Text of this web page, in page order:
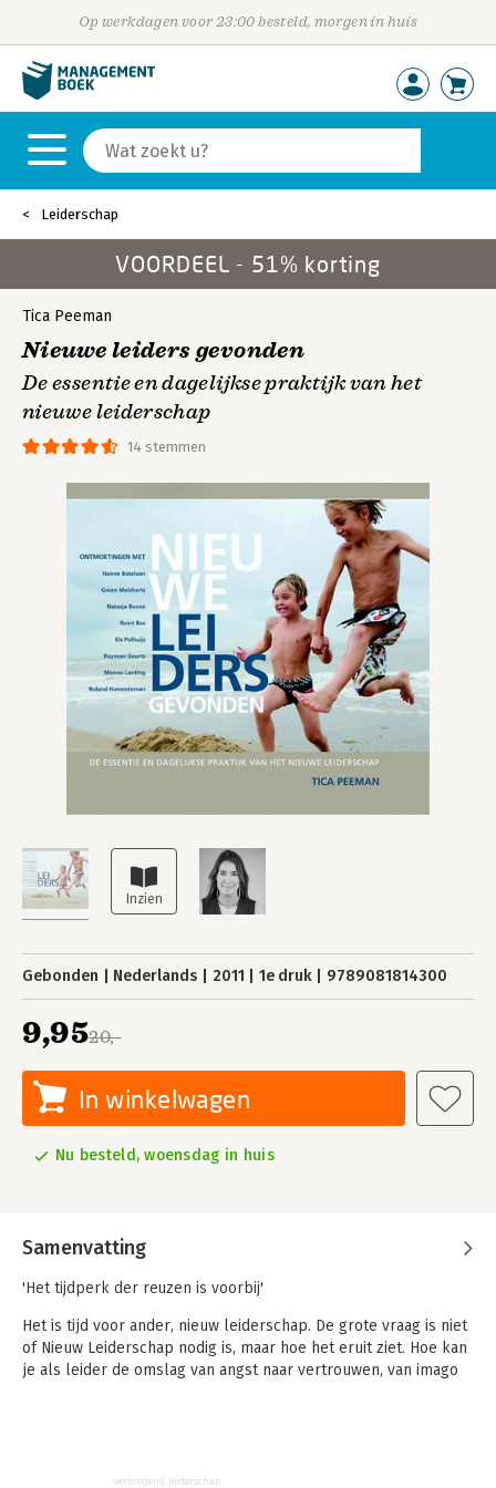
Op werkdagen voor 23:00 besteld, morgen in huis
Leiderschap
VOORDEEL - 51% korting
14 stemmen
Tica Peeman
Nieuwe leiders gevonden
De essentie en dagelijkse praktijk van het
nieuwe leiderschap
Gebonden Nederlands 2011 1e druk 9789081814300
20,-
9,95
In winkelwagen
Nu besteld, woensdag in huis
Samenvatting
'Het tijdperk der reuzen is voorbij'
Het is tijd voor ander, nieuw leiderschap. De grote vraag is niet
of Nieuw Leiderschap nodig is, maar hoe het eruit ziet. Hoe kan
je als leider de omslag van angst naar vertrouwen, van imago
Deel 1 bestaat uit vijftien 'blog-achtige' hoofdstukken die de
verbindend leiderschap